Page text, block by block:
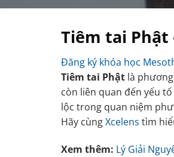
Tiêm tai
Đăng ký khóa học
Tiêm tai Phật là
còn liên quan đến yếu
lộc trong quan niệm
Hãy cùngXcelens tìm
Xem thêm: Lý Giải